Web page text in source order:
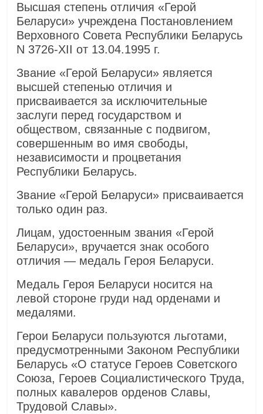
Высшая степень отличия «Герой
Беларуси» учреждена Постановлением
Верховного Совета Республики Беларусь
N 3726-XII от 13.04.1995 г.
Звание «Герой Беларуси» является
высшей степенью отличия и
присваивается за исключительные
заслуги перед государством и
обществом, связанные с подвигом,
совершенным во имя свободы,
независимости и процветания
Республики Беларусь.
Звание «Герой Беларуси» присваивается
только один раз.
Лицам, удостоенным звания «Герой
Беларуси», вручается знак особого
отличия — медаль Героя Беларуси.
Медаль Героя Беларуси носится на
левой стороне груди над орденами и
медалями.
Герои Беларуси пользуются льготами,
предусмотренными Законом Республики
Беларусь «О статусе Героев Советского
Союза, Героев Социалистического Труда,
полных кавалеров орденов Славы,
Трудовой Славы».